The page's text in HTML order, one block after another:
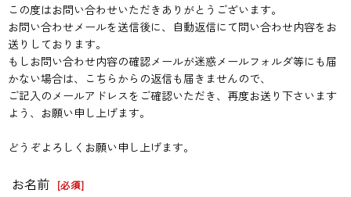
この度はお問い合わせいただきありがとうございます。
お問い合わせメールを送信後に、自動返信にて問い合わせ内容をお
送りしております。
もしお問い合わせ内容の確認メールが迷惑メールフォルダ等にも届
かない場合は、こちらからの返信も届きませんので、
ご記入のメールアドレスをご確認いただき、再度お送り下さいます
よう、お願い申し上げます。
どうぞよろしくお願い申し上げます。
お名前 [必須]